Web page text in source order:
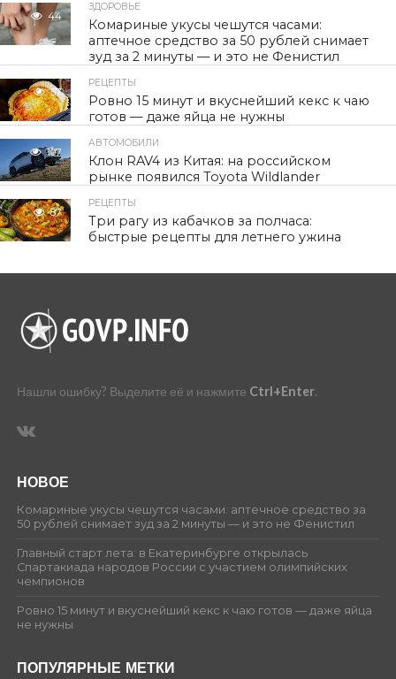
44
ЗДОРОВЬЕ
Комариные укусы чешутся часами:
аптечное средство за 50 рублей снимает
зуд за 2 минуты — и это не Фенистил
57
РЕЦЕПТЫ
Ровно 15 минут и вкуснейший кекс к чаю
готов — даже яйца не нужны
107
АВТОМОБИЛИ
Клон RAV4 из Китая: на российском
рынке появился Toyota Wildlander
87
РЕЦЕПТЫ
Три рагу из кабачков за полчаса:
быстрые рецепты для летнего ужина
Нашли ошибку? Выделите её и нажмите Ctrl+Enter.
НОВОЕ
Комариные укусы чешутся часами: аптечное средство за
50 рублей снимает зуд за 2 минуты — и это не Фенистил
Главный старт лета: в Екатеринбурге открылась
Спартакиада народов России с участием олимпийских
чемпионов
Ровно 15 минут и вкуснейший кекс к чаю готов — даже яйца
не нужны
ПОПУЛЯРНЫЕ МЕТКИ